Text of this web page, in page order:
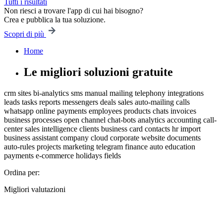
Tutti i risultati
Non riesci a trovare l'app di cui hai bisogno?
Crea e pubblica la tua soluzione.
Scopri di più
Home
Le migliori soluzioni gratuite
crm sites bi-analytics sms manual mailing telephony integrations
leads tasks reports messengers deals sales auto-mailing calls
whatsapp online payments employees products chats invoices
business processes open channel chat-bots analytics accounting call-
center sales intelligence clients business card contacts hr import
business assistant company cloud corporate website documents
auto-rules projects marketing telegram finance auto education
payments e-commerce holidays fields
Ordina per:
Migliori valutazioni